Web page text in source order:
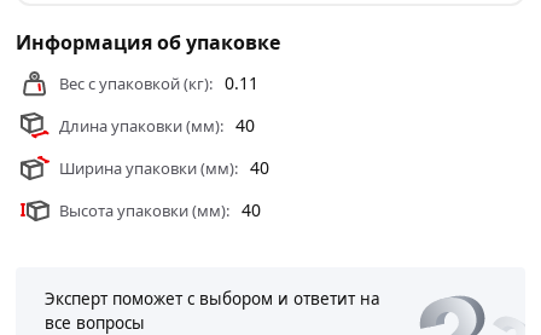
Информация об упаковке
Вес с упаковкой (кг): 0.11
Длина упаковки (мм): 40
Ширина упаковки (мм): 40
Высота упаковки (мм): 40
Эксперт поможет с выбором и ответит на
все вопросы